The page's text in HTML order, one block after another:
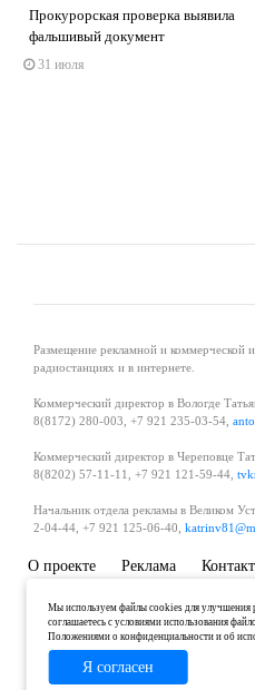
Прокурорская проверка выявила
фальшивый документ
31 июля
Размещение рекламной и коммерческой
радиостанциях и в интернете.
Коммерческий директор в Вологде
8(8172) 280-003, +7 921 235-03-54,
Коммерческий директор в Череповце
8(8202) 57-11-11, +7 921 121-59-44,
Начальник отдела рекламы в Великом
2-04-44, +7 921 125-06-40,
О проекте Реклама
Политика в области обработки
Мы используем файлы cookies для улучшения
соглашаетесь с условиями использования
Положениями о конфиденциальности и об
Я согласен